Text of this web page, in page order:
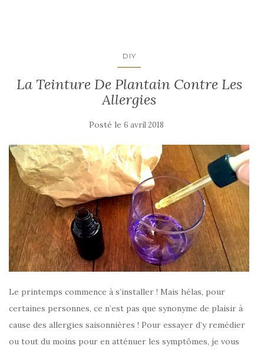
DIY
La Teinture De Plantain Contre Les
Allergies
Posté le 6 avril 2018
Le printemps commence à s’installer ! Mais hélas, pour
certaines personnes, ce n’est pas que synonyme de plaisir à
cause des allergies saisonnières ! Pour essayer d’y remédier
ou tout du moins pour en atténuer les symptômes, je vous